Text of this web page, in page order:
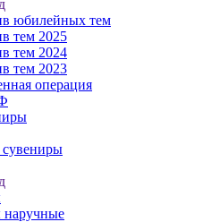
юбилейных тем
тем 2025
тем 2024
тем 2023
операция
наручные